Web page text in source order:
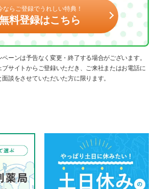
ならご登録でうれしい特典！
料登録はこちら
ーンは予告なく変更・終了する場合がございます。
サイトからご登録いただき、ご来社またはお電話に
談をさせていただいた方に限ります。